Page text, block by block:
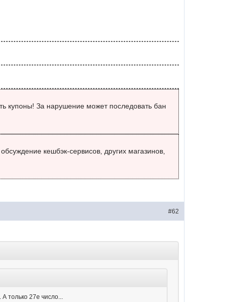
купоны! За нарушение может последовать бан
кешбэк-сервисов, других магазинов,
#62
только 27е число...